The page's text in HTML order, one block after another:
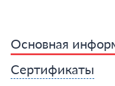
Основная
Сертификаты